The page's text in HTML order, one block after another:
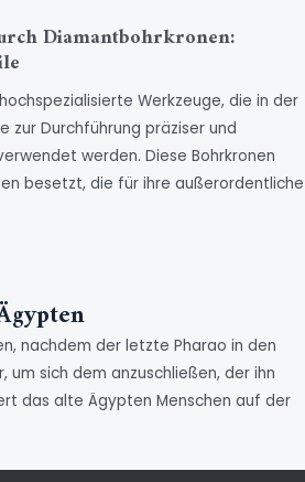
Diamantbohrkronen:
Werkzeuge, die in der
zur Durchführung präziser und
werden. Diese Bohrkronen
besetzt, die für ihre außerordentliche
nachdem der letzte Pharao in den
um sich dem anzuschließen, der ihn
das alte Ägypten Menschen auf der